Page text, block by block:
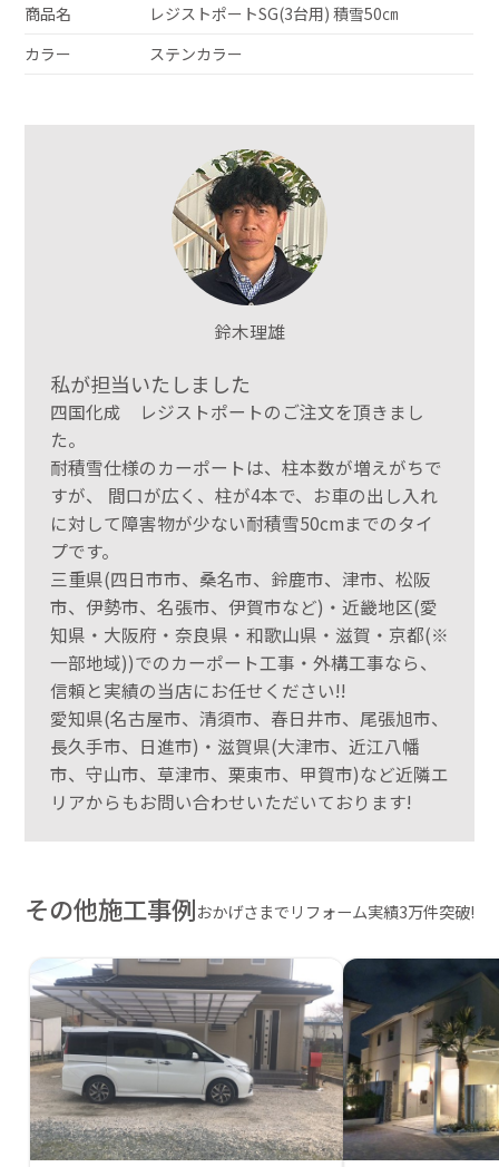
商品名
レジストポートSG(3台用) 積雪50㎝
カラー
ステンカラー
鈴木理雄
私が担当いたしました
四国化成 レジストポートのご注文を頂きまし
た。
耐積雪仕様のカーポートは、柱本数が増えがちで
すが、 間口が広く、柱が4本で、お車の出し入れ
に対して障害物が少ない耐積雪50cmまでのタイ
プです。
三重県(四日市市、桑名市、鈴鹿市、津市、松阪
市、伊勢市、名張市、伊賀市など)・近畿地区(愛
知県・大阪府・奈良県・和歌山県・滋賀・京都(※
一部地域))でのカーポート工事・外構工事なら、
信頼と実績の当店にお任せください!!
愛知県(名古屋市、清須市、春日井市、尾張旭市、
長久手市、日進市)・滋賀県(大津市、近江八幡
市、守山市、草津市、栗東市、甲賀市)など近隣エ
リアからもお問い合わせいただいております!
その他施工事例おかげさまでリフォーム実績3万件突破!